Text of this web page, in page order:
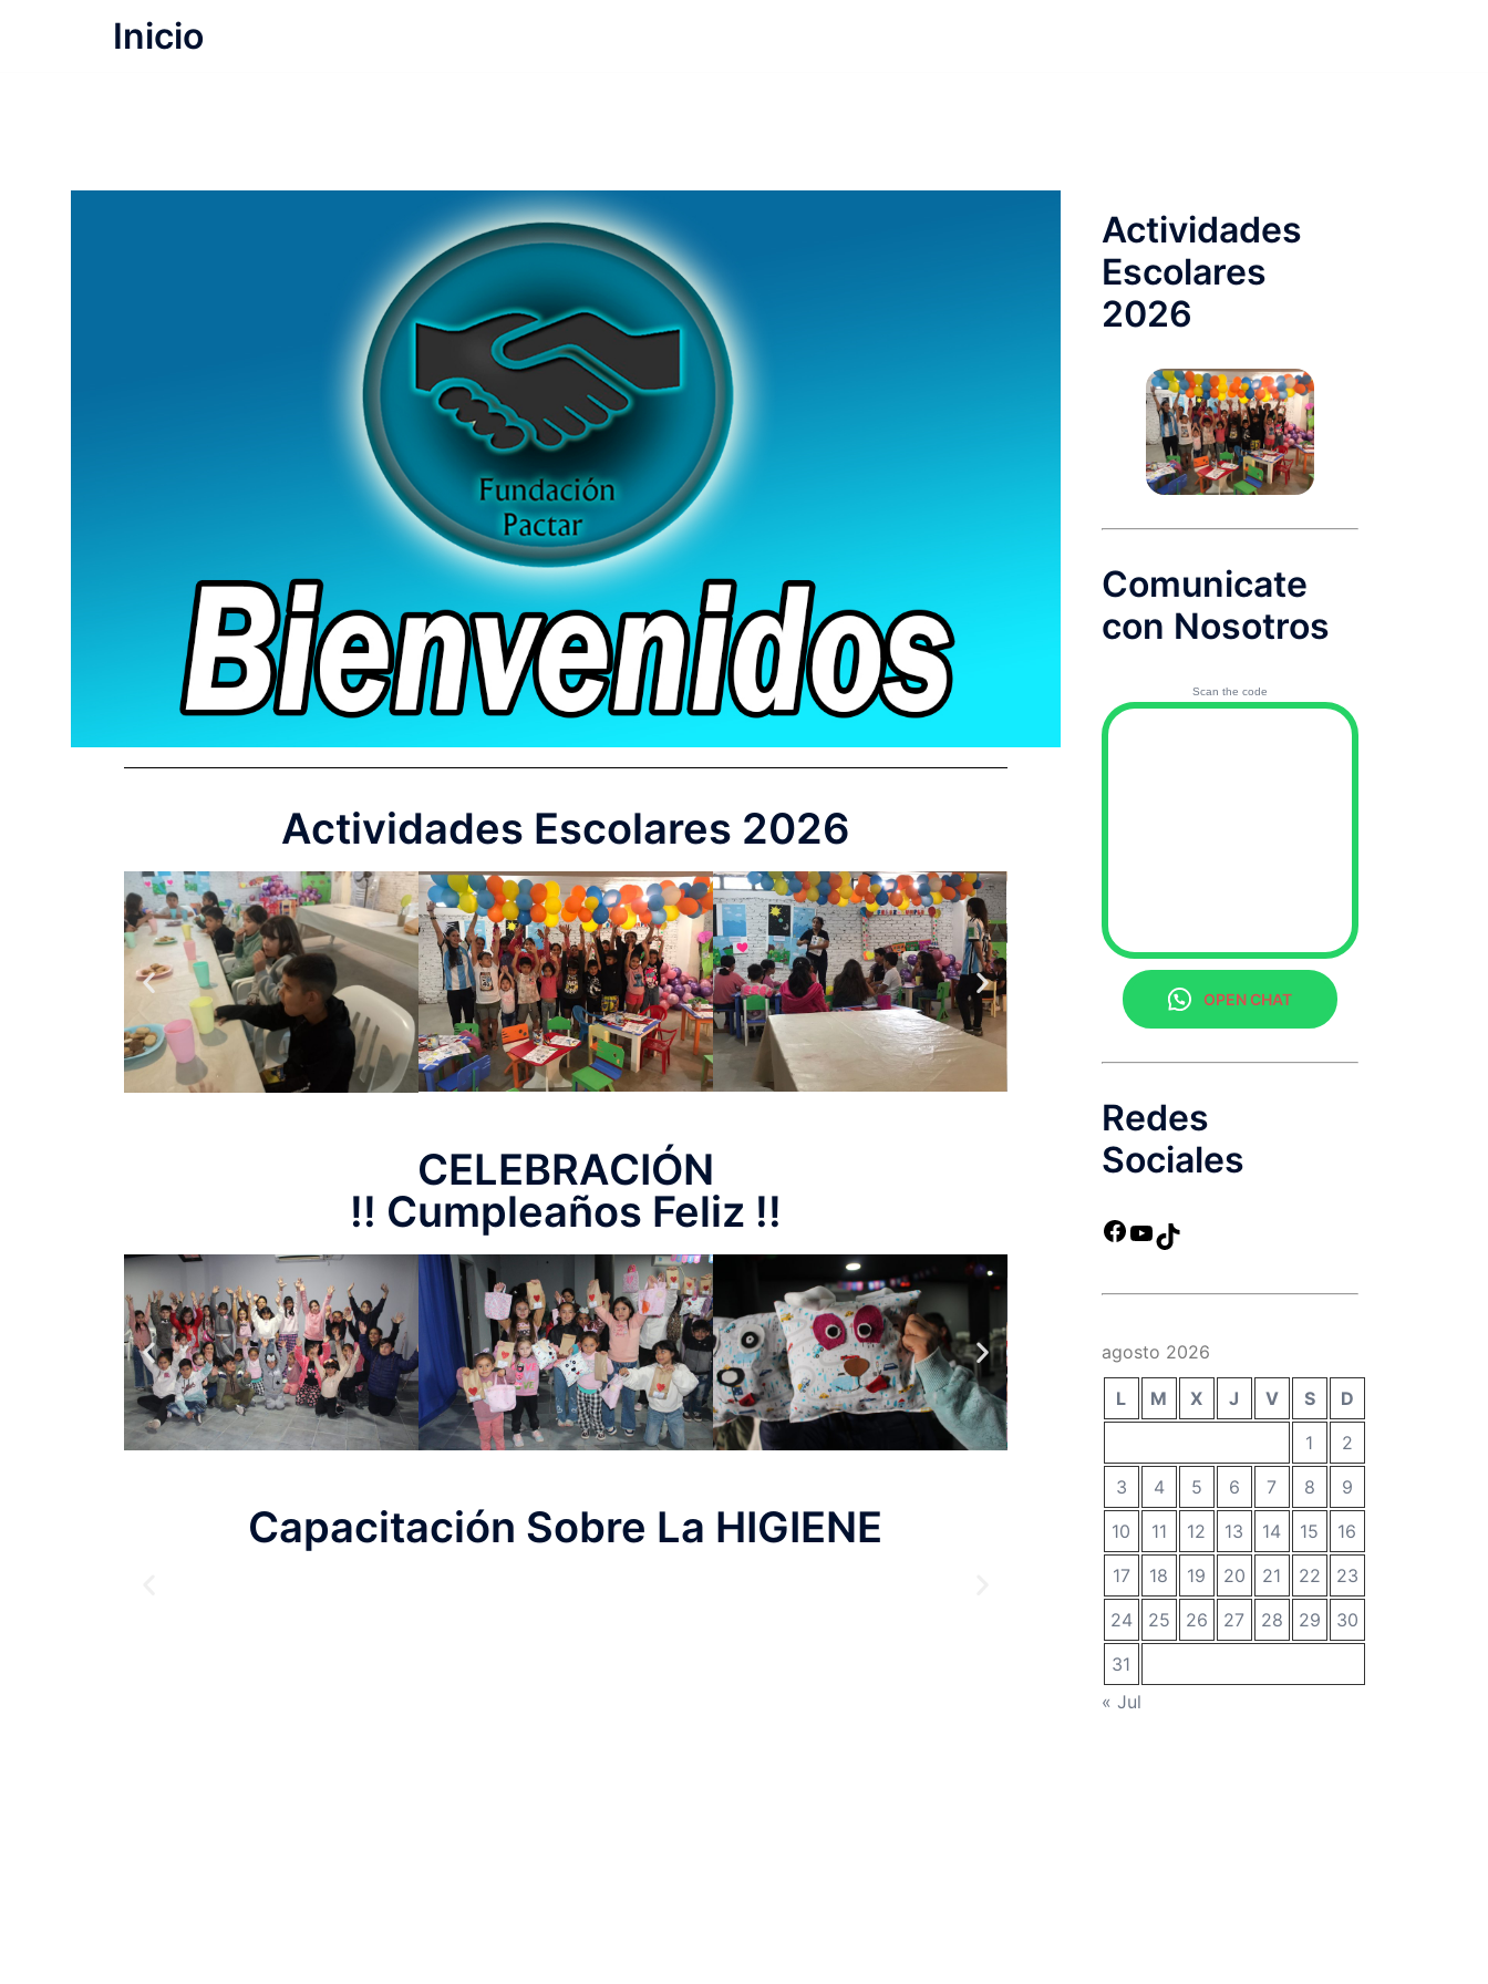
Inicio
Actividades Escolares 2026
CELEBRACIÓN
!! Cumpleaños Feliz !!
Capacitación Sobre La HIGIENE
Actividades
Escolares
2026 ​
Comunicate
con Nosotros
Scan the code
OPEN CHAT
Redes
Sociales
agosto 2026
L M X J V S
D
1
2
3
4 5 6 7 8
9
10
11 12 13 14 15
16
17
18 19 20 21 22
23
24
25 26 27 28 29
30
31
« Jul